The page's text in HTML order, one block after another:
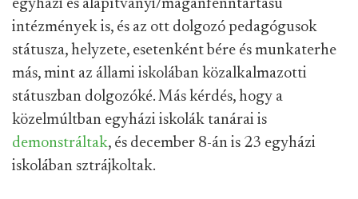
egyházi és alapítványi/magánfenntartású
intézmények is, és az ott dolgozó pedagógusok
státusza, helyzete, esetenként bére és munkaterhe
más, mint az állami iskolában közalkalmazotti
státuszban dolgozóké. Más kérdés, hogy a
közelmúltban egyházi iskolák tanárai is
demonstráltak, és december 8-án is 23 egyházi
iskolában sztrájkoltak.